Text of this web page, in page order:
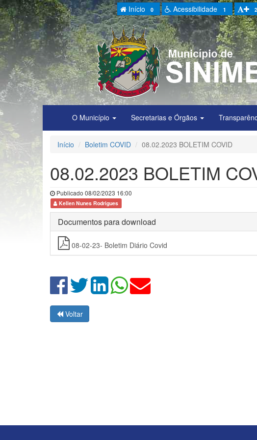
Início 0 Acessibilidade 1 2
O Município Secretarias e Órgãos
Início Boletim COVID 08.02.2023 BOLETIM COVID
08.02.2023 BOLETIM
Publicado 08/02/2023 16:00
Kellen Nunes Rodrigues
Documentos para download
08-02-23- Boletim Diário Covid
Voltar